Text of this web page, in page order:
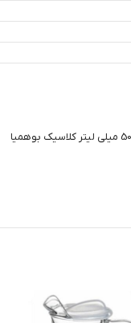
اولین کسی باشید که دیدگاهی می نویسد “پارچ بلور 500 میلی لیتر کلاسیک بوهمیا